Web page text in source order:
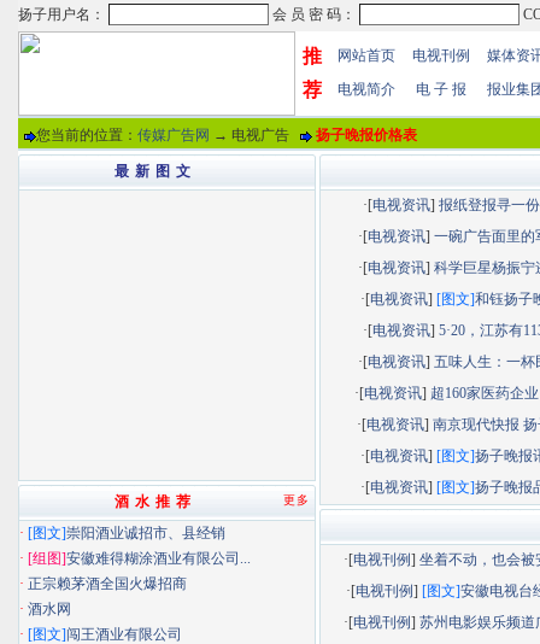
推
荐
网站首页 电视刊例
媒体资
电视简介
电 子 报 报业集
您当前的位置： 传媒广告网 → 电视广告 扬子晚报价格表
·[电视资讯] 报纸登报寻一份
·[电视资讯]一碗广告面里的
·[电视资讯]科学巨星杨振宁
·[电视资讯] [图文]和钰扬子
·[电视资讯]5·20，江苏有
·[电视资讯]五味人生：一杯
·[电视资讯] 超160家医药企
·[电视资讯] 南京现代快报 扬
·[电视资讯] [图文]扬子晚报
·[电视资讯] [图文]扬子晚报
·[电视刊例]坐着不动，也会被
·[电视刊例] [图文]安徽电视台
·[电视刊例]苏州电影娱乐频道
最 新 图 文
更多
酒 水 推 荐
· [图文]崇阳酒业诚招市、县经销
· [组图]安徽难得糊涂酒业有限公司...
· 正宗赖茅酒全国火爆招商
· 酒水网
· [图文]闯王酒业有限公司